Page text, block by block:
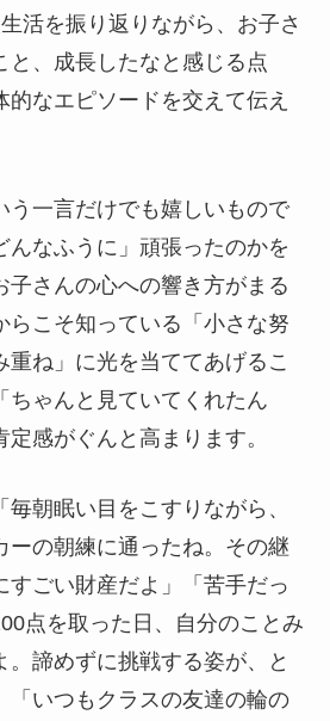
活を振り返りながら、お子さ
と、成長したなと感じる点
的なエピソードを交えて伝え
う一言だけでも嬉しいもので
んなふうに」頑張ったのかを
子さんの心への響き方がまる
らこそ知っている「小さな努
重ね」に光を当ててあげるこ
ちゃんと見ていてくれたん
感がぐんと高まります。
朝眠い目をこすりながら、
ーの朝練に通ったね。その継
すごい財産だよ」「苦手だっ
点を取った日、自分のことみ
。諦めずに挑戦する姿が、と
「いつもクラスの友達の輪の